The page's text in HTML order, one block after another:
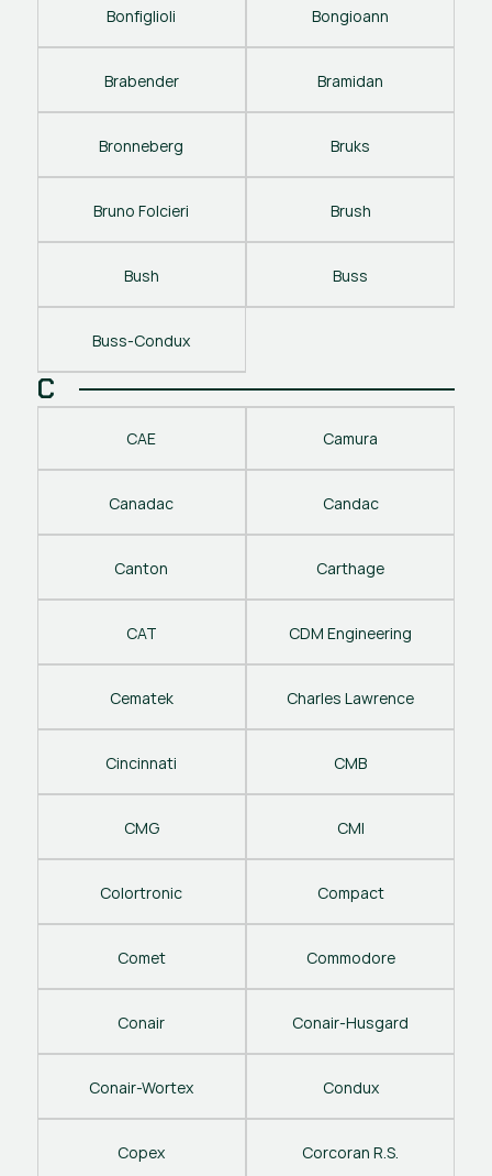
Bonfiglioli Bongioann
Brabender Bramidan
Bronneberg Bruks
Bruno Folcieri Brush
Bush Buss
Buss-Condux
C
CAE Camura
Canadac Candac
Canton Carthage
CAT CDM Engineering
Cematek Charles Lawrence
Cincinnati CMB
CMG CMI
Colortronic Compact
Comet Commodore
Conair Conair-Husgard
Conair-Wortex Condux
Copex Corcoran R.S.